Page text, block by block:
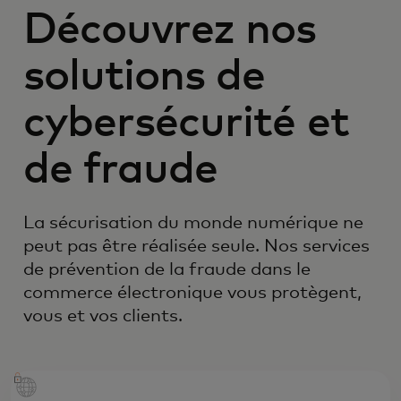
Découvrez nos
solutions de
cybersécurité et
de fraude
La sécurisation du monde numérique ne
peut pas être réalisée seule. Nos services
de prévention de la fraude dans le
commerce électronique vous protègent,
vous et vos clients.